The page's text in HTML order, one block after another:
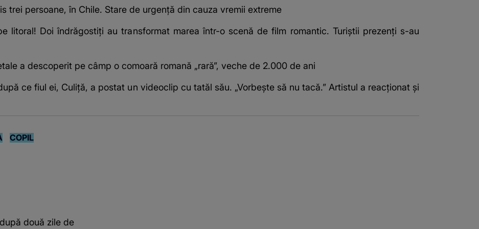
trei persoane, în Chile. Stare de urgență din cauza vremii extreme
litoral! Doi îndrăgostiți au transformat marea într-o scenă de film romantic. Turiștii prezenți s-au
a descoperit pe câmp o comoară romană „rară”, veche de 2.000 de ani
ce fiul ei, Culiță, a postat un videoclip cu tatăl său. „Vorbește să nu tacă.” Artistul a reacționat și
COPIL
două zile de